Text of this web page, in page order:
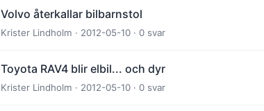
Volvo återkallar bilbarnstol
Krister Lindholm · 2012-05-10 · 0 svar
Toyota RAV4 blir elbil... och dyr
Krister Lindholm · 2012-05-10 · 0 svar